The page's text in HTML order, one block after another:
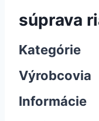
súprava
Kategórie
Výrobcovia
Informácie